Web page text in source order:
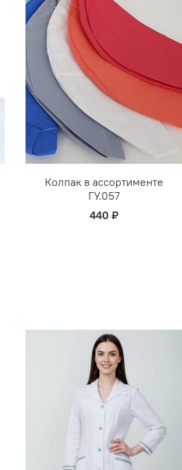
Колпак в ассортименте
ГУ.057
440 ₽